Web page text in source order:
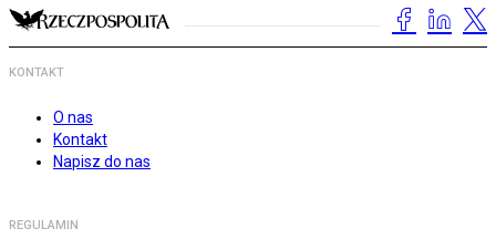
KONTAKT
O nas
Kontakt
Napisz do nas
REGULAMIN